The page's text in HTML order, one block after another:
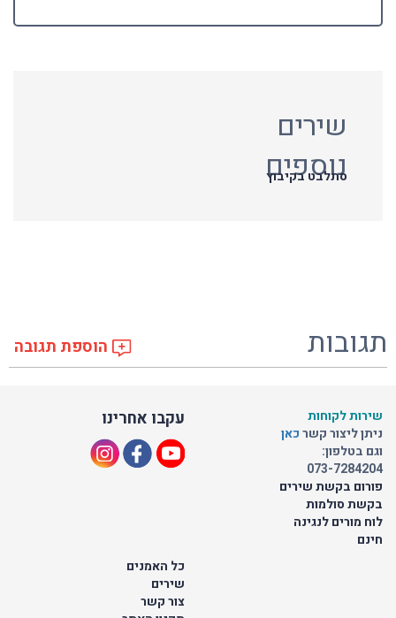
שירים
נוספים
סתלבט בקיבוץ
תגובות הוספת תגובה
עקבו אחרינו
שירות לקוחות
ניתן ליצור קשרכאן
וגם בטלפון:
073-7284204
פורום בקשת שירים
בקשת סולמות
לוח מורים לנגינה
חינם
כל האמנים
שירים
צור קשר